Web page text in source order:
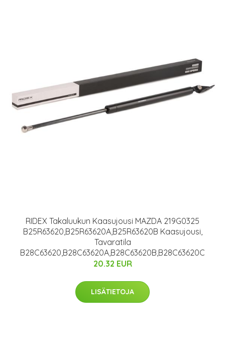
RIDEX Takaluukun Kaasujousi MAZDA 219G0325
B25R63620,B25R63620A,B25R63620B Kaasujousi,
Tavaratila
B28C63620,B28C63620A,B28C63620B,B28C63620C
20.32 EUR
LISÄTIETOJA